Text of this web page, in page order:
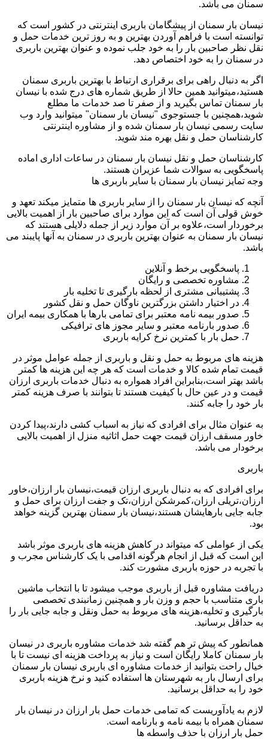
سمنان می باشد.
نیسان بار سمنان از پیشگامان باربری اینترنتی در کشور است که
توانسته است با فراهم آوردن بهترین و به روز ترین خدمات حمل و
نقل نظر صاحبین بار را به خود جلب نموده و عنوان بهترین باربری
در سمنان را به خود اختصاص دهد.
اگر به دنبال راهی برای برقراری ارتباط با بهترین باربری سمنان
هستید،میتوانید همین حالا از طریق شماره های درج شده با نیسان
بار سمنان تماس بگیرید و از صفر تا صد خدمات ما مطلع
شوید،همچنین با جستوجوی "نیسان بار سمنان" میتوانید وارد وب
سایت رسمی نیسان بار سمنان شده و از مشاوره اینترنتی
کارشناسان حمل و نقل بهره مند شوید.
کارشناسان حمل و نقل نیسان بار سمنان در ساعات اداری اماده
پاسخگویی به سوالات شما عزیران هستند.
وجه تمایز نیسان بار سمنان با سایر باربری ها
آنچه که نیسان بار سمنان را از سایر باربری ها متمایز میکند تعهد و
خوش قولی آن است که این موارد برای صاحبین بار از اهمیت بالایی
برخوردار است،علاوه بر آن موارد زیر از جمله دلایلی هستند که
نیسان بار سمنان به عنوان بهترین باربری در سمنان به آنها پایبند می
باشد.
پاسخگویی برخط و آنلاین
مشاوره تخصصی و رایگان
پشتیبانی مشتری از لحظه بارگیری تا تخلیه بار
در اختیار داشتن بزرگترین ناوگان حمل و نقل کشور
صدور بیمه نامه معتبر برای تمامی بارها با همکاری بیمه ایران
صدور بارنامه معتبر و سایر مجوز های ترافیکی
حمل بار با کمترین نرخ کرایه باربری
هزینه های مربوط به حمل و نقل و باربری از جمله عوامل موثر در
قیمت تمام شده کالا و خدمات است که هر چه این هزینه ها کمتر
باشد بهتر است،بنابراین افراد همواره به دنبال خدمات باربری ارزان
قیمت و در عین حال با کیفیت هستند تا بتوانند با صرف هزینه کمتر
بار خود را جابه کنند.
به عنوان مثال برای افرادی که نیاز به اسباب کشی دارند،پیدا کردن
خاور مسقف ارزان قیمت جهت حمل اثاثیه منزل از اهمیت بالایی
برخودار می باشد.
باربری
برای افرادی که به دنبال باربری ارزان قیمت،نیسان بار ارزان،خاور
ارزان،تریلی ارزان،کمرشکن ارزان،تک و جفت ارزان برای حمل و
جابه جایی بارهایشان هستند،نیسان بار سمنان بهترین گزینه خواهد
بود.
یکی از عواملی که میتواند در کاهش هزینه های باربری موثر باشد
این است که قبل از انجام هرگونه اقدامی با یک کارشناس مجرب و
با تجربه در حوزه باربری مشورت کند.
دریافت مشاوره قبل از باربری موجب میشود تا با انتخاب ماشین
باری متناسب با حجم و وزن بار و همچنین زمانبندی تخصصی
بارگیری و تخلیه،هزینه های مربوط به حمل ونقل و جابه جایی بار را
به حداقل برسانید.
همانطور که پیش تر هم گفته شد خدمات مشاوره باربری در نیسان
بار سمنان کاملا رایگان است و نیاز به پرداخت هزینه ای نیست تا با
خیال راحت بتوانید از خدمات مشاوره ای باربری نیسان بار سمنان
برای ارسال بار به شهرستان ها استفاده کنید و نرخ هزینه باربری
خود را به حداقل برسانید.
لازم به یادآوریست که تمامی خدمات حمل بار ارزان در نیسان بار
سمنان همراه با بیمه نامه و بارنامه است.
حمل بار ارزان با حذف واسطه ها